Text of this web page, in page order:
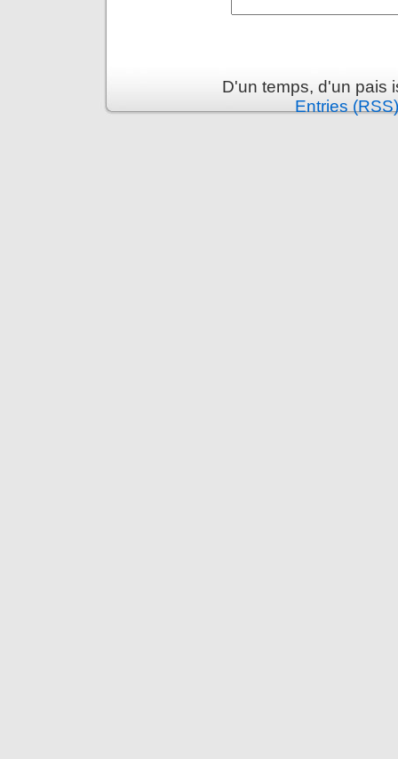
D'un temps, d'un pais
Entries (RSS)